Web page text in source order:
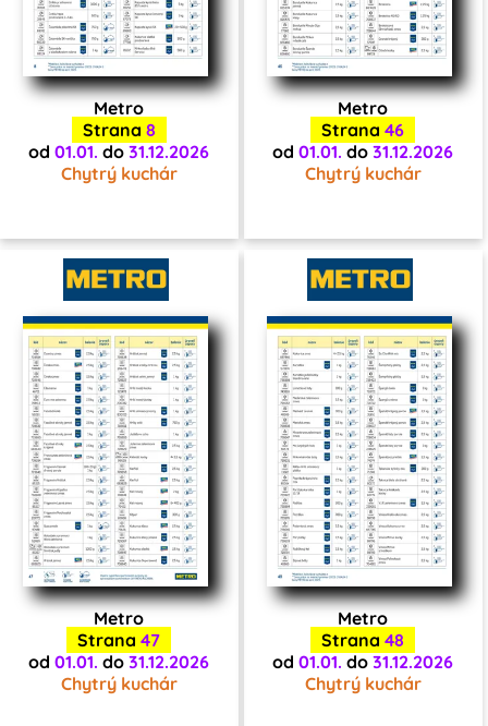
Metro
Strana 8
od 01.01. do 31.12.2026
Chytrý kuchár
Metro
Strana 46
od 01.01. do 31.12.2026
Chytrý kuchár
Metro
Strana 47
od 01.01. do 31.12.2026
Chytrý kuchár
Metro
Strana 48
od 01.01. do 31.12.2026
Chytrý kuchár